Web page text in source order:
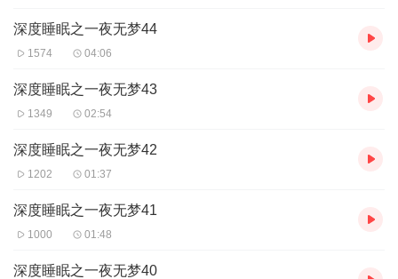
深度睡眠之一夜无梦44
1574 04:06
深度睡眠之一夜无梦43
1349 02:54
深度睡眠之一夜无梦42
1202 01:37
深度睡眠之一夜无梦41
1000 01:48
深度睡眠之一夜无梦40